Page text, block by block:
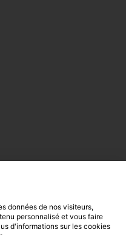
données de nos visiteurs,
personnalisé et vous faire
d'informations sur les cookies